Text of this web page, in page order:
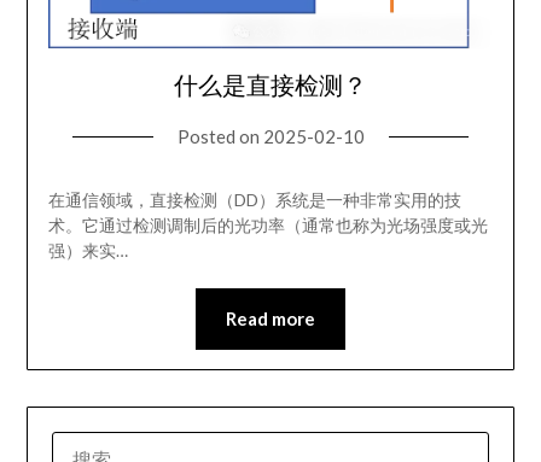
什么是直接检测？
Posted on 2025-02-10
在通信领域，直接检测（DD）系统是一种非常实用的技
术。它通过检测调制后的光功率（通常也称为光场强度或光
强）来实…
Read more